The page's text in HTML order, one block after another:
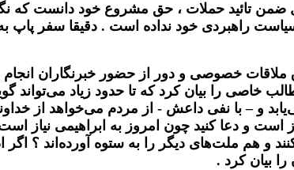
تائید حملات ، حق مشروع خود دانست که
راهبردی خود نداده است . دقیقا سفر پاپ به
خصوصی و دور از حضور خبرنگاران
خاصی را بیان کرد که تا حدود زیاد
و – با نفی داعش - از مردم می‌خواهد از
و دعا کنید چون امروز به ابراهیمی نیاز
ملت‌های دیگر را به ستوه آورده‌اند ؟ اگر
بیان کرد .